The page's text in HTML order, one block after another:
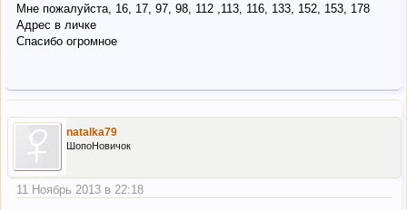
Мне пожалуйста, 16, 17, 97, 98, 112 ,113, 116, 133, 152, 153, 178
Адрес в личке
Спасибо огромное
natalka79
ШопоНовичок
11 Ноябрь 2013 в 22:18